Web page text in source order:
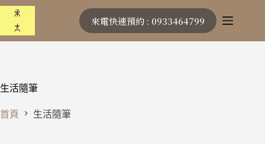
跳
主
來電快速預約 : 0933464799
生活隨筆
首頁 生活隨筆